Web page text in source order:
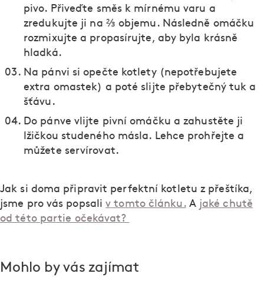
pivo. Přiveďte směs k mírnému varu a
zredukujte ji na ⅔ objemu. Následně omáčku
rozmixujte a propasírujte, aby byla krásně
hladká.
Na pánvi si opečte kotlety (nepotřebujete
extra omastek) a poté slijte přebytečný tuk a
šťávu.
Do pánve vlijte pivní omáčku a zahustěte ji
lžičkou studeného másla. Lehce prohřejte a
můžete servírovat.
Jak si doma připravit perfektní kotletu z přeštíka,
jsme pro vás popsaliv tomto článku.A jaké chutě
od této partie očekávat?
Mohlo by vás zajímat